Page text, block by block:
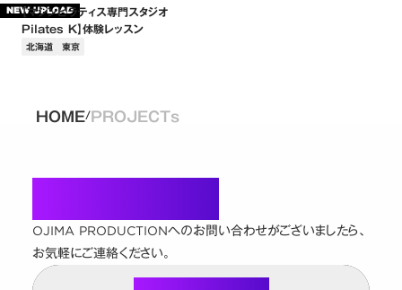
NEW UPLOAD
【マシンピラティス専門スタジオ
Pilates K】体験レッスン
北海道 東京
HOME/PROJECTs
Contact
OJIMA PRODUCTIONへのお問い合わせがございましたら、
お気軽にご連絡ください。